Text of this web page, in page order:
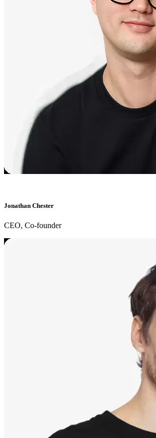
Jonathan Chester
CEO, Co-founder